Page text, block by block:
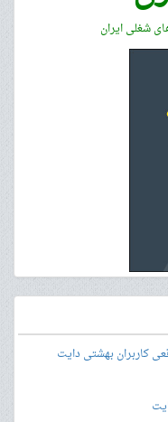
شغلی ایران
کاربران بهشتی دایت